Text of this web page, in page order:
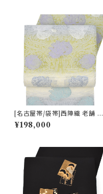
[名古屋帯/袋帯]西陣織 老舗 京
藝 謹製 ヴィクトリア・デザイン
天然石糸 子猫鍵しっぽ 九寸帯
¥198,000